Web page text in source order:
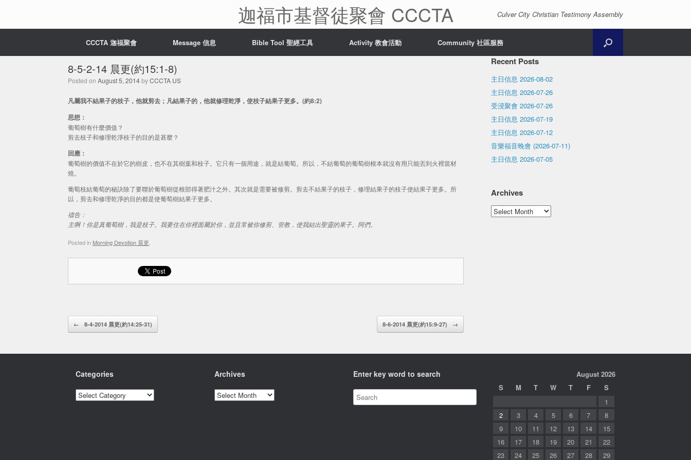
迦福市基督徒聚會 CCCTA Culver City Christian Testimony Assembly
CCCTA 迦福聚會 Message 信息 Bible Tool 聖經工具 Activity 教會活動 Community 社區服務
8-5-2-14 晨更(約15:1-8)
Posted on August 5, 2014byCCCTA US
凡屬我不結果子的枝子，他就剪去；凡結果子的，他就修理乾淨，使枝子結果子更多。(約8:2)
思想：
葡萄樹有什麼價值？
剪去枝子和修理乾淨枝子的目的是甚麼？
回應：
葡萄樹的價值不在於它的樹皮，也不在其樹葉和枝子。它只有一個用途，就是結葡萄。所以，不結葡萄的葡萄樹根本就沒有用只能丟到火裡當材
燒。
葡萄枝結葡萄的秘訣除了要聯於葡萄樹從根部得著肥汁之外。其次就是需要被修剪。剪去不結果子的枝子，修理結果子的枝子使結果子更多。所
以，剪去和修理乾淨的目的都是使葡萄樹結果子更多。
禱告：
主啊！你是真葡萄樹，我是枝子。我要住在你裡面屬於你，並且常被你修剪、管教，使我結出聖靈的果子。阿們。
Posted in Morning Devotion 晨更
Post navigation
← 8-4-2014 晨更(約14:25-31) 8-6-2014 晨更(約15:9-27) →
Recent Posts
主日信息 2026-08-02
主日信息 2026-07-26
受浸聚會 2026-07-26
主日信息 2026-07-19
主日信息 2026-07-12
音樂福音晚會 (2026-07-11)
主日信息 2026-07-05
Archives
Archives
Categories
Categories
Archives
Archives
Enter key word to search
August 2026
S
M T W T F
S
1
2
3 4 5 6 7
8
9
10 11 12 13 14
15
16
17 18 19 20 21
22
23
24 25 26 27 28 29